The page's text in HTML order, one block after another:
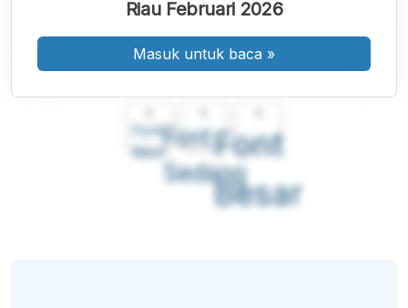
Font
Kecil
Font
Sedang
Font
Besar
Riau Februari 2026
Masuk untuk baca »